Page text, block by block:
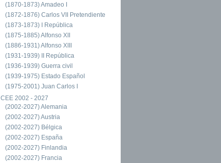
(1870-1873) Amadeo I
(1872-1876) Carlos VII Pretendiente
(1873-1873) I República
(1875-1885) Alfonso XII
(1886-1931) Alfonso XIII
(1931-1939) II República
(1936-1939) Guerra civil
(1939-1975) Estado Español
(1975-2001) Juan Carlos I
CEE 2002 - 2027
(2002-2027) Alemania
(2002-2027) Austria
(2002-2027) Bélgica
(2002-2027) España
(2002-2027) Finlandia
(2002-2027) Francia